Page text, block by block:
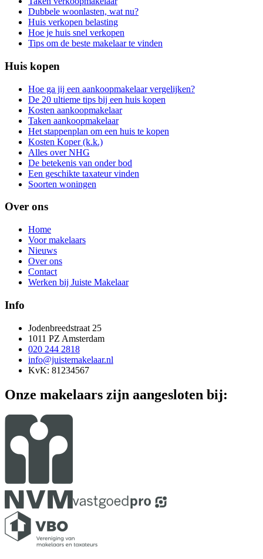
Dubbele woonlasten, wat nu?
Huis verkopen belasting
Hoe je huis snel verkopen
Tips om de beste makelaar te vinden
Huis kopen
Hoe ga jij een aankoopmakelaar vergelijken?
De 20 ultieme tips bij een huis kopen
Kosten aankoopmakelaar
Taken aankoopmakelaar
Het stappenplan om een huis te kopen
Kosten Koper (k.k.)
Alles over NHG
De betekenis van onder bod
Een geschikte taxateur vinden
Soorten woningen
Over ons
Home
Voor makelaars
Nieuws
Over ons
Contact
Werken bij Juiste Makelaar
Info
Jodenbreedstraat 25
1011 PZ Amsterdam
020 244 2818
info@juistemakelaar.nl
KvK: 81234567
Onze makelaars zijn aangesloten bij: